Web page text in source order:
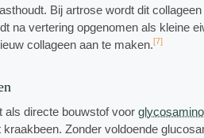
Bij artrose wordt dit
na vertering opgenomen als kleine
collageen aan te maken.[7]
als directe bouwstof voor
Zonder voldoende